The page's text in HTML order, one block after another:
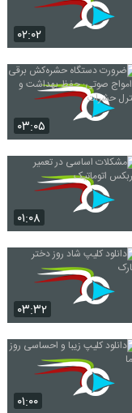
۰۲:۰۲
۰۳:۰۵
۰۱:۰۸
۰۳:۳۲
۰۱:۰۰